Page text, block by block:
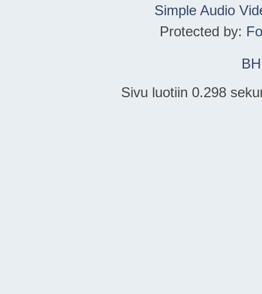
Simple Audio
Protected by:
Sivu luotiin 0.298